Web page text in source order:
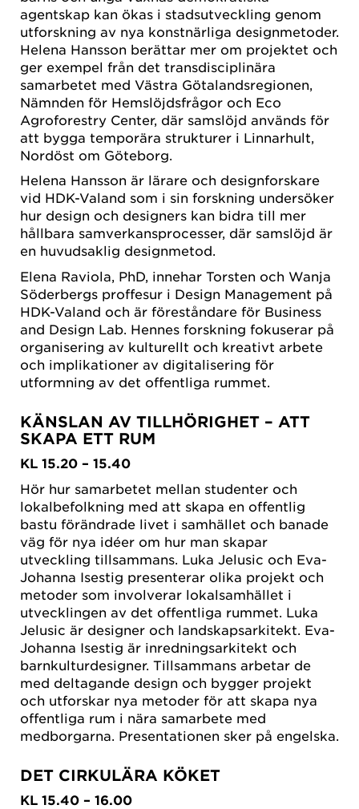
agentskap kan ökas i stadsutveckling genom
utforskning av nya konstnärliga designmetoder.
Helena Hansson berättar mer om projektet och
ger exempel från det transdisciplinära
samarbetet med Västra Götalandsregionen,
Nämnden för Hemslöjdsfrågor och Eco
Agroforestry Center, där samslöjd används för
att bygga temporära strukturer i Linnarhult,
Nordöst om Göteborg.
Helena Hansson är lärare och designforskare
vid HDK-Valand som i sin forskning undersöker
hur design och designers kan bidra till mer
hållbara samverkansprocesser, där samslöjd är
en huvudsaklig designmetod.
Elena Raviola, PhD, innehar Torsten och Wanja
Söderbergs proffesur i Design Management på
HDK-Valand och är föreståndare för Business
and Design Lab. Hennes forskning fokuserar på
organisering av kulturellt och kreativt arbete
och implikationer av digitalisering för
utformning av det offentliga rummet.
KÄNSLAN AV TILLHÖRIGHET – ATT
SKAPA ETT RUM
KL 15.20 – 15.40
Hör hur samarbetet mellan studenter och
lokalbefolkning med att skapa en offentlig
bastu förändrade livet i samhället och banade
väg för nya idéer om hur man skapar
utveckling tillsammans. Luka Jelusic och Eva-
Johanna Isestig presenterar olika projekt och
metoder som involverar lokalsamhället i
utvecklingen av det offentliga rummet. Luka
Jelusic är designer och landskapsarkitekt. Eva-
Johanna Isestig är inredningsarkitekt och
barnkulturdesigner. Tillsammans arbetar de
med deltagande design och bygger projekt
och utforskar nya metoder för att skapa nya
offentliga rum i nära samarbete med
medborgarna. Presentationen sker på engelska.
DET CIRKULÄRA KÖKET
KL 15.40 – 16.00